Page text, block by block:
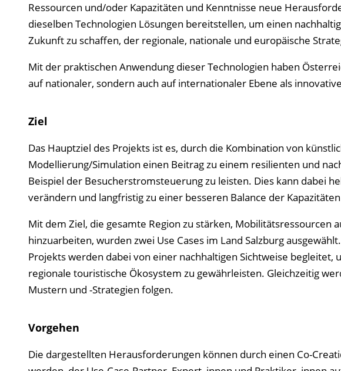
Ressourcen und/oder Kapazitäten und Kenntnisse neue
dieselben Technologien Lösungen bereitstellen, um einen
Zukunft zu schaffen, der regionale, nationale und europäische
Mit der praktischen Anwendung dieser Technologien haben
auf nationaler, sondern auch auf internationaler Ebene als
Ziel
Das Hauptziel des Projekts ist es, durch die Kombination von
Modellierung/Simulation einen Beitrag zu einem resilienten und
Beispiel der Besucherstromsteuerung zu leisten. Dies kann dabei
verändern und langfristig zu einer besseren Balance der
Mit dem Ziel, die gesamte Region zu stärken, Mobilitätsressourcen
hinzuarbeiten, wurden zwei Use Cases im Land Salzburg
Projekts werden dabei von einer nachhaltigen Sichtweise
regionale touristische Ökosystem zu gewährleisten. Gleichzeitig
Mustern und -Strategien folgen.
Vorgehen
Die dargestellten Herausforderungen können durch einen Co-